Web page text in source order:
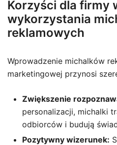
Korzyści dla firmy
wykorzystania
reklamowych
Wprowadzenie michalków
marketingowej przynosi
Zwiększenie
personalizacji, michalki
odbiorców i budują
Pozytywny wizerunek: